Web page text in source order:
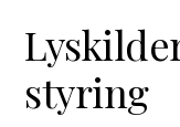
styring